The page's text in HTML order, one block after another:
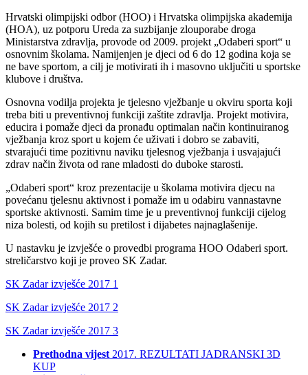
Hrvatski olimpijski odbor (HOO) i Hrvatska olimpijska akademija
(HOA), uz potporu Ureda za suzbijanje zlouporabe droga
Ministarstva zdravlja, provode od 2009. projekt „Odaberi sport“ u
osnovnim školama. Namijenjen je djeci od 6 do 12 godina koja se
ne bave sportom, a cilj je motivirati ih i masovno uključiti u sportske
klubove i društva.
Osnovna vodilja projekta je tjelesno vježbanje u okviru sporta koji
treba biti u preventivnoj funkciji zaštite zdravlja. Projekt motivira,
educira i pomaže djeci da pronađu optimalan način kontinuiranog
vježbanja kroz sport u kojem će uživati i dobro se zabaviti,
stvarajući time pozitivnu naviku tjelesnog vježbanja i usvajajući
zdrav način života od rane mladosti do duboke starosti.
„Odaberi sport“ kroz prezentacije u školama motivira djecu na
povećanu tjelesnu aktivnost i pomaže im u odabiru vannastavne
sportske aktivnosti. Samim time je u preventivnoj funkciji cijelog
niza bolesti, od kojih su pretilost i dijabetes najnaglašenije.
U nastavku je izvješće o provedbi programa HOO Odaberi sport.
streličarstvo koji je proveo SK Zadar.
SK Zadar izvješće 2017 1
SK Zadar izvješće 2017 2
SK Zadar izvješće 2017 3
Prethodna vijest 2017. REZULTATI JADRANSKI 3D
KUP